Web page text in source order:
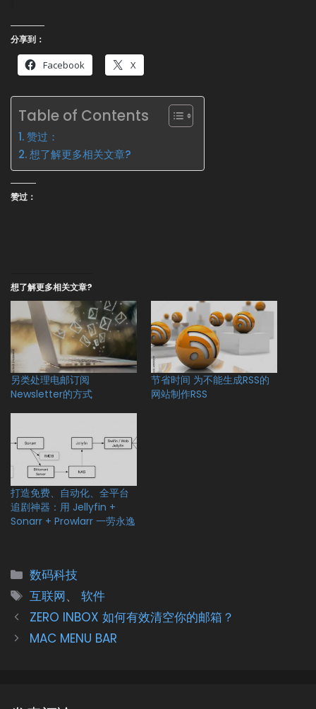
分享到：
Facebook X
Table of Contents
赞过：
想了解更多相关文章?
赞过：
想了解更多相关文章?
另类处理电邮订阅
Newsletter的方式
节省时间 为不能生成RSS的
网站制作RSS
打造免费、自动化、全平台
追剧神器：用 Jellyfin +
Sonarr + Prowlarr 一劳永逸
分
类
数码科技
标
签
互联网、软件
ZERO INBOX 如何有效清空你的邮箱？
MAC MENU BAR